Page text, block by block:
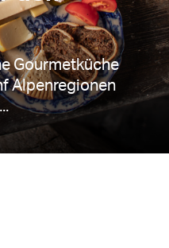
Gourmetküche
Alpenregionen